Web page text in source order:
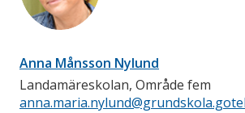
Anna Månsson Nylund
Landamäreskolan, Område fem